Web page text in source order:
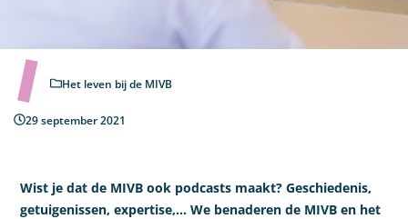
Het leven bij de MIVB
29 september 2021
Wist je dat de MIVB ook podcasts maakt? Geschiedenis,
getuigenissen, expertise,… We benaderen de MIVB en het